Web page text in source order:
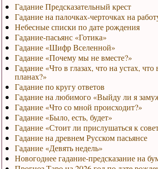
Гадание Предсказательный крест
Гадание на палочках-черточках на
Небесные списки по дате рождения
Гадание-пасьянс «Готика»
Гадание «Шифр Вселенной»
Гадание «Почему мы не вместе?»
Гадание «Что в глазах, что на устах,
планах?»
Гадание по кругу ответов
Гадание на любимого «Выйду ли я
Гадание «Что со мной происходит?»
Гадание «Было, есть, будет»
Гадание «Стоит ли прислушаться к
Гадание на древнем Русском пасьянсе
Гадание «Девять недель»
Новогоднее гадание-предсказание на